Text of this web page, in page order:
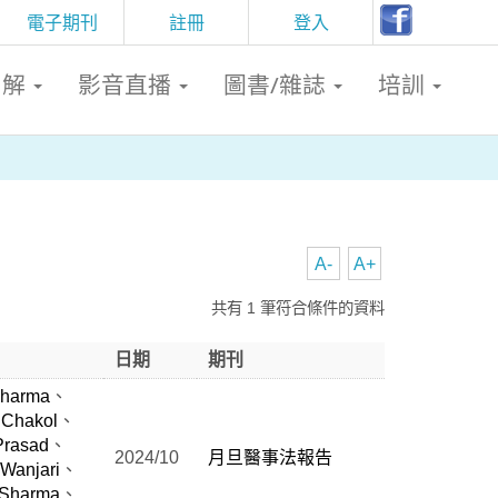
註冊 登入
電子期刊
影音直播 圖書/雜誌 培訓
A+
A-
共有 1 筆符合條件的資料
日期
期刊
、
、
、
、
、
2024/10 月旦醫事法報告